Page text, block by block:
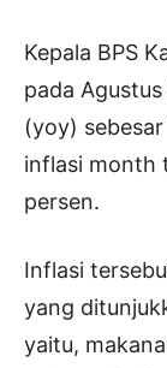
Kepala BPS
pada
(yoy)
inflasi month
persen.
Inflasi
yang
yaitu,